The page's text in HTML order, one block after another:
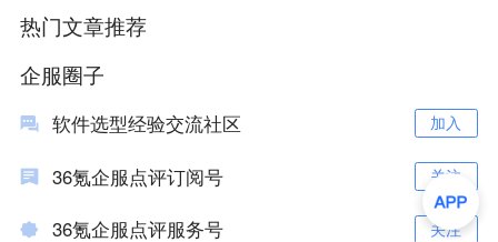
热门文章推荐
企服圈子
软件选型经验交流社区 加入
36氪企服点评订阅号 关注
36氪企服点评服务号 关注